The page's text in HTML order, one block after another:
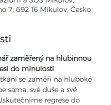
7, 692 16 Mikulov, Česko
zaměřený na hlubinnou
do minulosti
se zaměří na hluboké
sama, své duše a své
regrese do